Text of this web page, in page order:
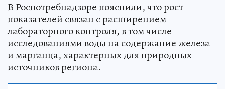
В Роспотребнадзоре пояснили, что рост
показателей связан с расширением
лабораторного контроля, в том числе
исследованиями воды на содержание железа
и марганца, характерных для природных
источников региона.